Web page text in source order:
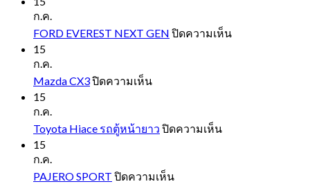
ก.ค.
FORD EVEREST NEXT GEN ปิดความเห็นบน
15
ก.ค.
Mazda CX3ปิดความเห็นบน
15
ก.ค.
Toyota Hiace รถตู้หน้ายาว ปิดความเห็นบน
15
ก.ค.
PAJERO SPORT ปิดความเห็นบน